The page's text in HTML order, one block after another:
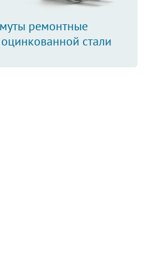
ремонтные
стали